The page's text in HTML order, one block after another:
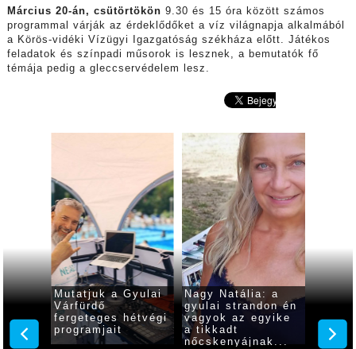
Március 20-án, csütörtökön 9.30 és 15 óra között számos
programmal várják az érdeklődőket a víz világnapja alkalmából
a Körös-vidéki Vízügyi Igazgatóság székháza előtt. Játékos
feladatok és színpadi műsorok is lesznek, a bemutatók fő
témája pedig a gleccservédelem lesz.
a
Mutatjuk a Gyulai
Várfürdő
fergeteges hétvégi
programjait
Nagy Natália: a
gyulai strandon én
vagyok az egyike
a tikkadt
nőcskenyájnak...
Idén
várják